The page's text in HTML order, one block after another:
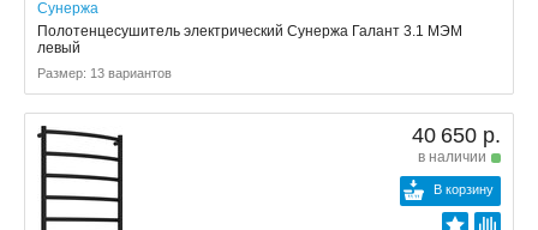
Сунержа
Полотенцесушитель электрический Сунержа Галант 3.1 МЭМ
левый
Размер: 13 вариантов
40 650 р.
в наличии
В корзину